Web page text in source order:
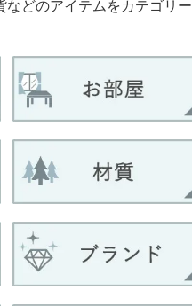
どのアイテムをカテゴリー